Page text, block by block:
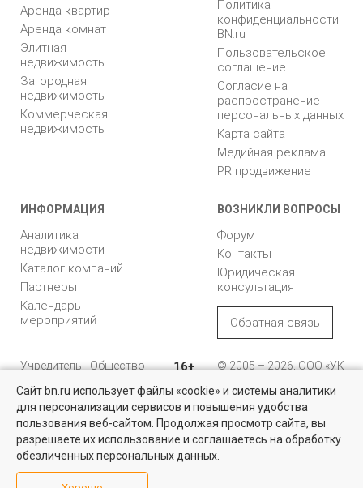
Найти квартиру - это просто!
Выбирайте среди 14 тысяч проверенных вариантов на вторичом
рынке жилья на портале BN.ru
Посмотреть объявления
Аренда квартир
Аренда комнат
Элитная
недвижимость
Загородная
недвижимость
Коммерческая
недвижимость
Политика
конфиденциальности
BN.ru
Пользовательское
соглашение
Согласие на
распространение
персональных данных
Карта сайта
Медийная реклама
PR продвижение
ИНФОРМАЦИЯ
Аналитика
недвижимости
Каталог компаний
Партнеры
Календарь
мероприятий
ВОЗНИКЛИ ВОПРОСЫ
Форум
Контакты
Юридическая
консультация
Обратная связь
Учредитель - Общество
ответственностью
"Управляющая
компания "Бюллетень
недвижимости"
16+
© 2005 – 2026, ООО «УК
196105, Санкт-
Петербург, пр. Юрия
Гагарина, 1
8 (812) 331-93-56
Сайт bn.ru использует файлы «cookie» и системы аналитики
для персонализации сервисов и повышения удобства
пользования веб-сайтом. Продолжая просмотр сайта, вы
разрешаете их использование и соглашаетесь на обработку
обезличенных персональных данных.